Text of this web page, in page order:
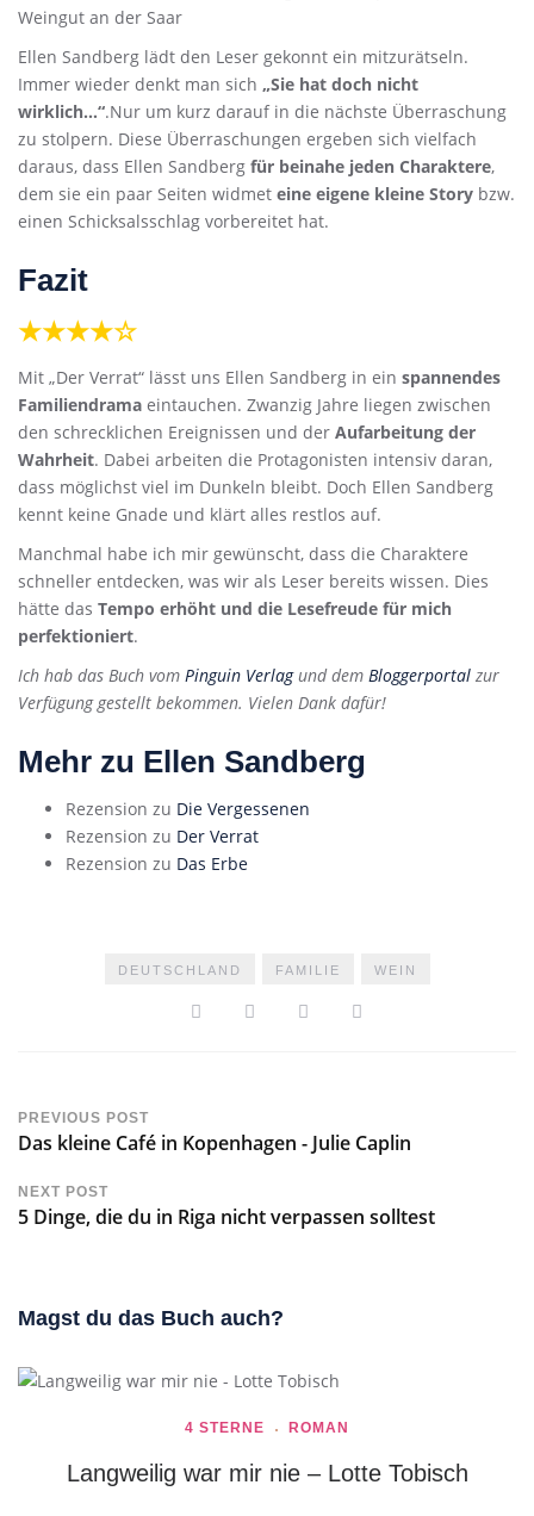
Ellen Sandberg lädt den Leser gekonnt ein mitzurätseln.
Immer wieder denkt man sich „Sie hat doch nicht
wirklich…“.Nur um kurz darauf in die nächste Überraschung
zu stolpern. Diese Überraschungen ergeben sich vielfach
daraus, dass Ellen Sandberg für beinahe jeden Charaktere,
dem sie ein paar Seiten widmet eine eigene kleine Story bzw.
einen Schicksalsschlag vorbereitet hat.
Fazit
★★★★☆
Mit „Der Verrat“ lässt uns Ellen Sandberg in ein spannendes
Familiendrama eintauchen. Zwanzig Jahre liegen zwischen
den schrecklichen Ereignissen und der Aufarbeitung der
Wahrheit. Dabei arbeiten die Protagonisten intensiv daran,
dass möglichst viel im Dunkeln bleibt. Doch Ellen Sandberg
kennt keine Gnade und klärt alles restlos auf.
Manchmal habe ich mir gewünscht, dass die Charaktere
schneller entdecken, was wir als Leser bereits wissen. Dies
hätte das Tempo erhöht und die Lesefreude für mich
perfektioniert.
Ich hab das Buch vom Pinguin Verlagund dem Bloggerportal zur
Verfügung gestellt bekommen. Vielen Dank dafür!
Mehr zu Ellen Sandberg
Rezension zu Die Vergessenen
Rezension zu Der Verrat
Rezension zu Das Erbe
DEUTSCHLAND FAMILIE WEIN
PREVIOUS POST
Das kleine Café in Kopenhagen - Julie Caplin
NEXT POST
5 Dinge, die du in Riga nicht verpassen solltest
Magst du das Buch auch?
4 STERNE ROMAN
Langweilig war mir nie – Lotte Tobisch